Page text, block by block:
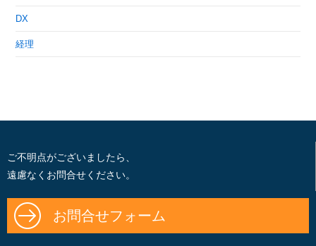
DX
経理
ご不明点がございましたら、
遠慮なくお問合せください。
お問合せフォーム